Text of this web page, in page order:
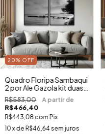
20% OFF
Quadro Floripa Sambaqui
2 por Ale Gazola kit duas
telas
R$583,00
R$466,40
R$443,08 com Pix
10x de R$46,64 sem juros